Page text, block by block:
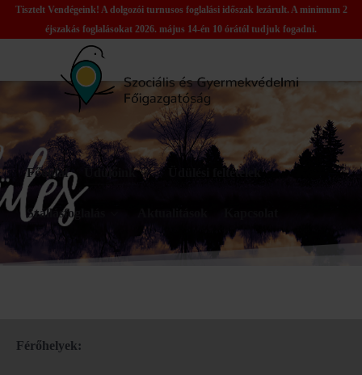
Tisztelt Vendégeink! A dolgozói turnusos foglalási időszak lezárult. A minimum 2
éjszakás foglalásokat 2026. május 14-én 10 órától tudjuk fogadni.
Főoldal Üdülőink Üdülési feltételek
Szállásfoglalás
Férőhelyek: